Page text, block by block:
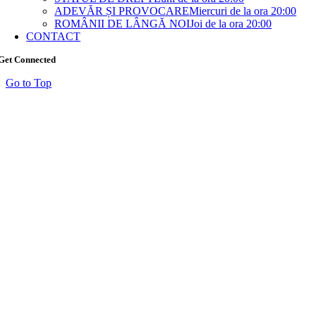
ADEVĂR ȘI PROVOCAREMiercuri de la ora 20:00
ROMÂNII DE LÂNGĂ NOIJoi de la ora 20:00
CONTACT
Connected
Go to Top